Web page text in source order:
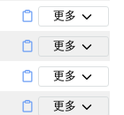
更多
更多
更多
更多